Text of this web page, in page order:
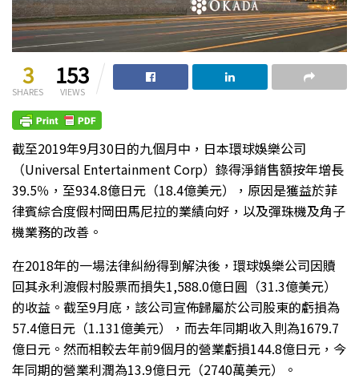
3
SHARES
153
VIEWS
截至2019年9月30日的九個月中，日本環球娛樂公司
（Universal Entertainment Corp）錄得淨銷售額按年增長
39.5％，至934.8億日元（18.4億美元），原因是獲益於菲
律賓綜合度假村岡田馬尼拉的業績向好，以及彈珠機及角子
機業務的改善。
在2018年的一場法律糾紛得到解決後，環球娛樂公司因贖
回其永利渡假村股票而損失1,588.0億日圓（31.3億美元）
的收益。截至9月底，該公司宣佈歸屬於公司股東的虧損為
57.4億日元（1.131億美元），而去年同期收入則為1679.7
億日元。然而相較去年前9個月的營業虧損144.8億日元，今
年同期的營業利潤為13.9億日元（2740萬美元）。